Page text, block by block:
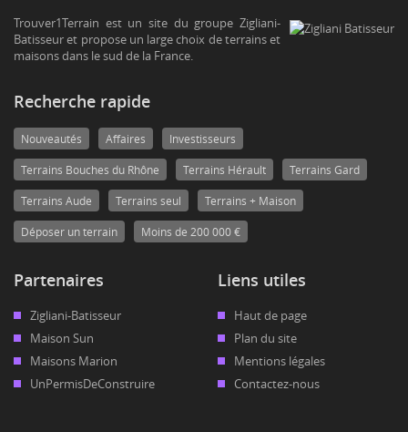
Trouver1Terrain est un site du groupe Zigliani-
Batisseur et propose un large choix de terrains et
maisons dans le sud de la France.
Recherche rapide
Nouveautés Affaires Investisseurs
Terrains Bouches du Rhône Terrains Hérault Terrains Gard
Terrains Aude Terrains seul Terrains + Maison
Déposer un terrain Moins de 200 000 €
Partenaires
Zigliani-Batisseur
Maison Sun
Maisons Marion
UnPermisDeConstruire
Liens utiles
Haut de page
Plan du site
Mentions légales
Contactez-nous